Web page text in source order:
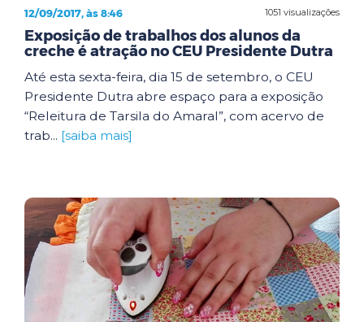
1051 visualizações
12/09/2017, às 8:46
Exposição de trabalhos dos alunos da
creche é atração no CEU Presidente Dutra
Até esta sexta-feira, dia 15 de setembro, o CEU
Presidente Dutra abre espaço para a exposição
“Releitura de Tarsila do Amaral”, com acervo de
trab... [saiba mais]